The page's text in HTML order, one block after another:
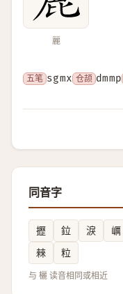
麗
五笔 sgmx 仓颉 dmmp
同音字
攊 鉝 淚 巁
㯤
粒
与 欐 读音相同或相近